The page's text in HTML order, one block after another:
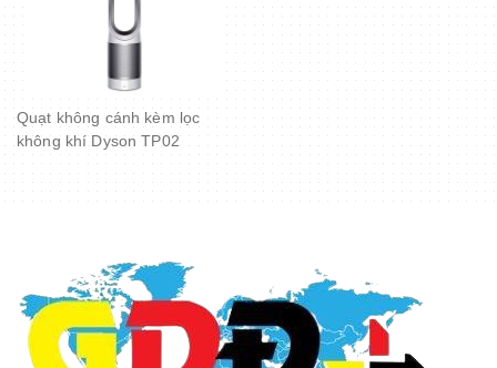
Quạt không cánh kèm lọc
không khí Dyson TP02